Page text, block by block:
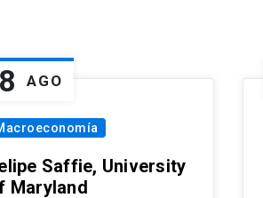
8 AGO
Saffie, University
Maryland